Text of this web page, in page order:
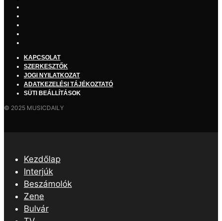
KAPCSOLAT
SZERKESZTŐK
JOGI NYILATKOZAT
ADATKEZELÉSI TÁJÉKOZTATÓ
SÜTI BEÁLLÍTÁSOK
© 2025 MUSICDAILY
Kezdőlap
Interjúk
Beszámolók
Zene
Bulvár